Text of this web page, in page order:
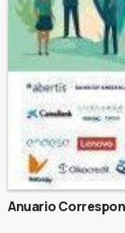
Anuario